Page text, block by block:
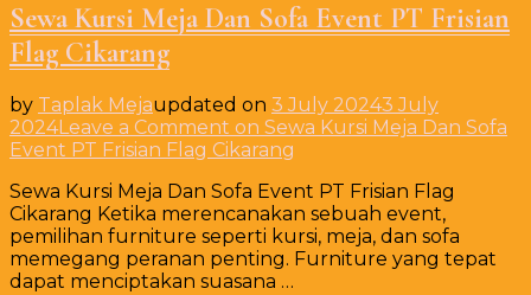
Sewa Kursi Meja Dan Sofa Event PT Frisian
Flag Cikarang
by Taplak Mejaupdated on 3 July 20243 July
2024Leave a Comment on Sewa Kursi Meja Dan Sofa
Event PT Frisian Flag Cikarang
Sewa Kursi Meja Dan Sofa Event PT Frisian Flag
Cikarang Ketika merencanakan sebuah event,
pemilihan furniture seperti kursi, meja, dan sofa
memegang peranan penting. Furniture yang tepat
dapat menciptakan suasana …